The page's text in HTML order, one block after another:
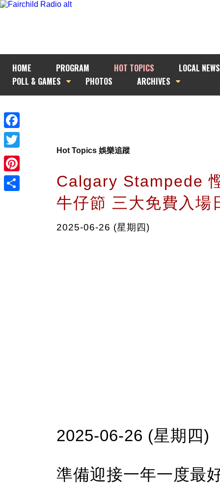
HOME PROGRAM HOT TOPICS
LOCAL NEWS
POLL & GAMES
PHOTOS ARCHIVES
Facebook
Twitter
Pinterest
Hot Topics 娛樂追蹤
Calgary Stampede
牛仔節 三大免費入場
2025-06-26 (星期四)
2025-06-26 (星期四)
準備迎接一年一度最